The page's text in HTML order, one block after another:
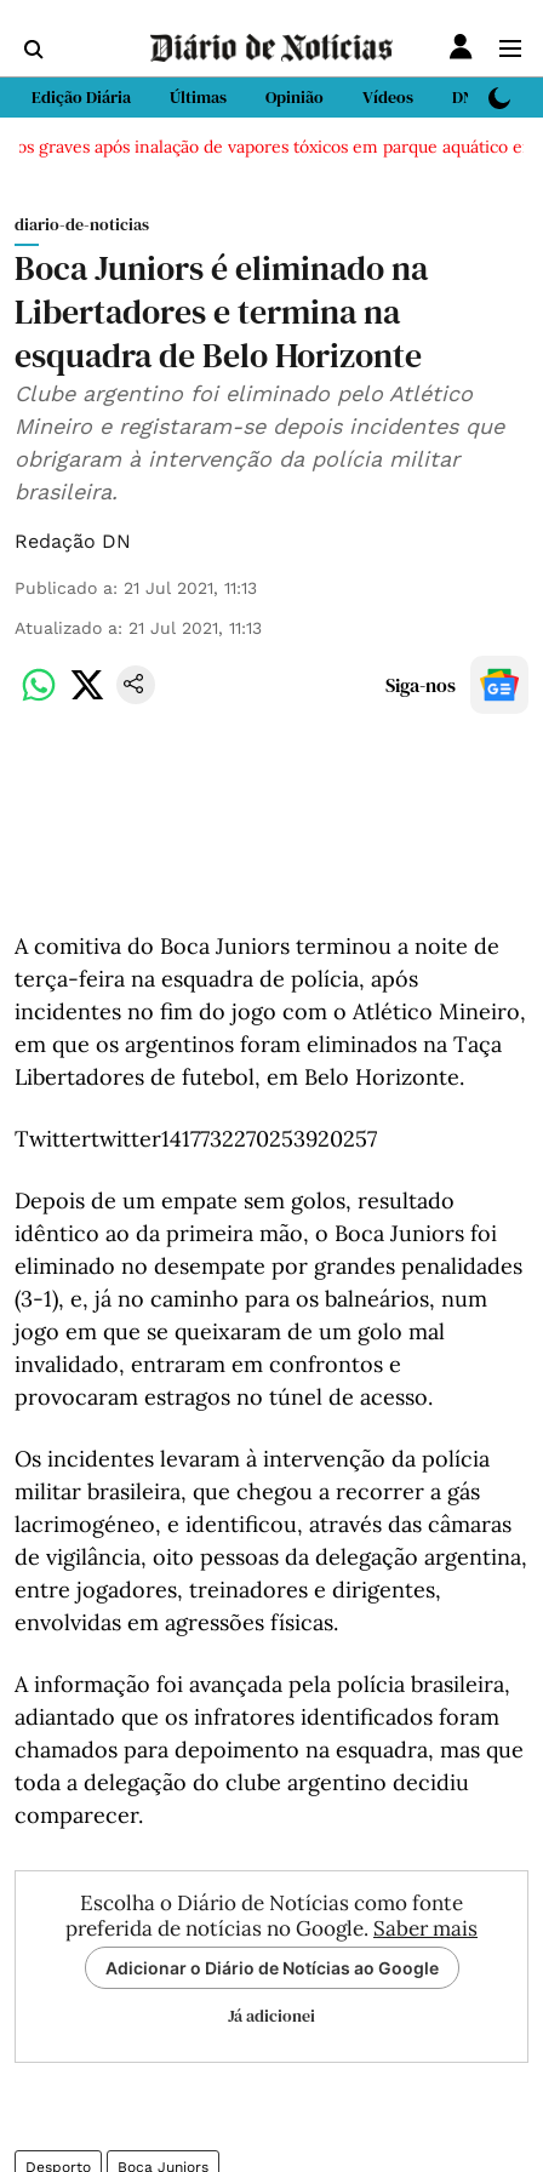
Edição Diária Últimas Opinião Vídeos DN Sport
graves após inalação de vapores tóxicos em parque aquático em
diario-de-noticias
Boca Juniors é eliminado na
Libertadores e termina na
esquadra de Belo Horizonte
Clube argentino foi eliminado pelo Atlético
Mineiro e registaram-se depois incidentes que
obrigaram à intervenção da polícia militar
brasileira.
Redação DN
Publicado a: 21 Jul 2021, 11:13
Atualizado a: 21 Jul 2021, 11:13
Siga-nos
A comitiva do Boca Juniors terminou a noite de
terça-feira na esquadra de polícia, após
incidentes no fim do jogo com o Atlético Mineiro,
em que os argentinos foram eliminados na Taça
Libertadores de futebol, em Belo Horizonte.
Twittertwitter1417732270253920257
Depois de um empate sem golos, resultado
idêntico ao da primeira mão, o Boca Juniors foi
eliminado no desempate por grandes penalidades
(3-1), e, já no caminho para os balneários, num
jogo em que se queixaram de um golo mal
invalidado, entraram em confrontos e
provocaram estragos no túnel de acesso.
Os incidentes levaram à intervenção da polícia
militar brasileira, que chegou a recorrer a gás
lacrimogéneo, e identificou, através das câmaras
de vigilância, oito pessoas da delegação argentina,
entre jogadores, treinadores e dirigentes,
envolvidas em agressões físicas.
A informação foi avançada pela polícia brasileira,
adiantado que os infratores identificados foram
chamados para depoimento na esquadra, mas que
toda a delegação do clube argentino decidiu
comparecer.
Escolha o Diário de Notícias como fonte
preferida de notícias no Google. Saber mais
Adicionar o Diário de Notícias ao Google
Já adicionei
Desporto Boca Juniors